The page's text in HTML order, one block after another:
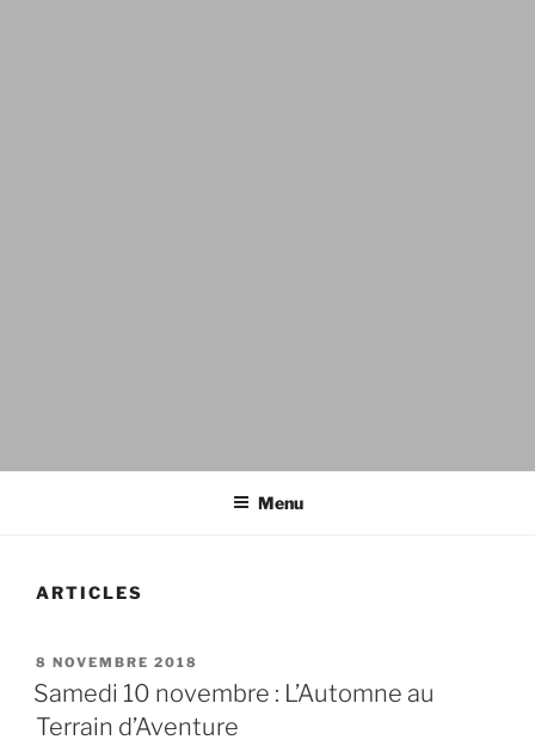
TERRAIN D'AVENTURE
Menu
ARTICLES
PUBLIÉ
LE
8 NOVEMBRE 2018
Samedi 10 novembre : L’Automne au
Terrain d’Aventure